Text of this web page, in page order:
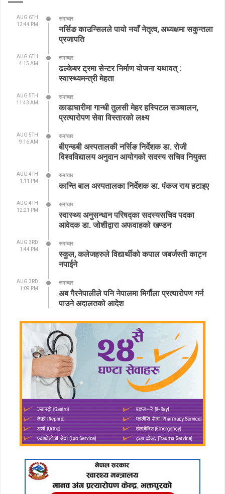
AUG 6TH
12:44 PM
समाचार
नर्सिङ काउन्सिलले पायो नयाँ नेतृत्व, अध्यक्षमा सकुन्तला
प्रजापति
AUG 6TH
4:15 AM
समाचार
ढल्केबर ट्रमा सेन्टर निर्माण योजना यथावत् :
स्वास्थ्यमन्त्री मेहता
AUG 5TH
11:43 AM
समाचार
काडाघारीमा गान्धी तुलसी मेहर हस्पिटल सञ्चालन,
प्रत्यारोपण सेवा विस्तारको लक्ष्य
AUG 5TH
9:16 AM
समाचार
बीएन्डबी अस्पतालकी नर्सिङ निर्देशक डा. रोजी
विश्वविद्यालय अनुदान आयोगको सदस्य सचिव नियुक्त
AUG 4TH
1:11 PM
समाचार
कान्ति बाल अस्पतालका निर्देशक डा. पंकज राय हटाइए
AUG 4TH
12:21 PM
समाचार
स्वास्थ्य अनुसन्धान परिषद्का सदस्यसचिव पदका
आवेदक डा. जोशीद्वारा अफवाहको खण्डन
AUG 3RD
1:44 PM
समाचार
स्कुल, कलेजहरुले विद्यार्थीको कपाल जबर्जस्ती काट्न
नपाईने
AUG 3RD
1:09 PM
समाचार
अब गैरनेपालीले पनि नेपालमा मिर्गौला प्रत्यारोपण गर्न
पाउने अदालतको आदेश